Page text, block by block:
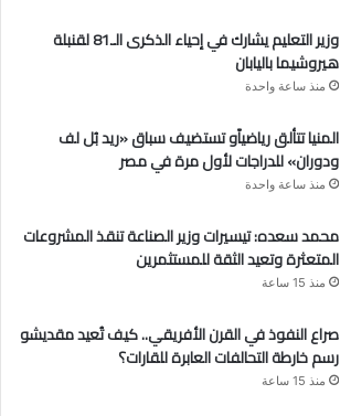
وزير التعليم يشارك في إحياء الذكرى الـ81 لقنبلة
هيروشيما باليابان
منذ ساعة واحدة
المنيا تتألق رياضياًو تستضيف سباق «ريد بُل لف
ودوران» للدراجات لأول مرة في مصر
منذ ساعة واحدة
محمد سعده: تيسيرات وزير الصناعة تنقذ المشروعات
المتعثرة وتعيد الثقة للمستثمرين
منذ 15 ساعة
صراع النفوذ في القرن الأفريقي.. كيف تُعيد مقديشو
رسم خارطة التحالفات العابرة للقارات؟
منذ 15 ساعة